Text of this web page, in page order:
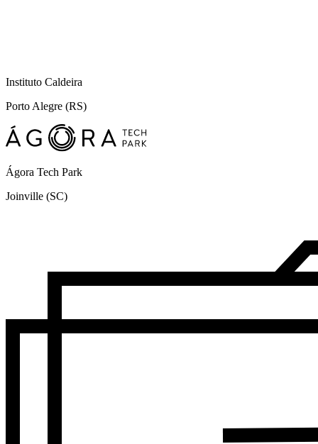
Instituto Caldeira
Porto Alegre (RS)
Ágora Tech Park
Joinville (SC)